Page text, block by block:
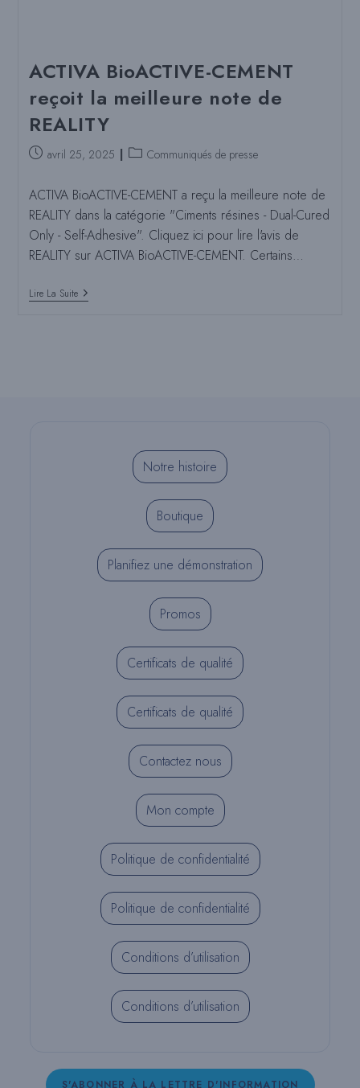
ACTIVA BioACTIVE-CEMENT
reçoit la meilleure note de
REALITY
Posteavril 25, 2025
Catégorie
poste
Communiqués de presse
ACTIVA BioACTIVE-CEMENT a reçu la meilleure note de
REALITY dans la catégorie "Ciments résines - Dual-Cured
Only - Self-Adhesive". Cliquez ici pour lire l'avis de
REALITY sur ACTIVA BioACTIVE-CEMENT. Certains…
Lire La SuiteACTIVA
BioACTIVE-
Notre histoire
Boutique
Planifiez une démonstration
Promos
Certificats de qualité
Certificats de qualité
Contactez nous
Mon compte
Politique de confidentialité
Politique de confidentialité
Conditions d’utilisation
Conditions d’utilisation
S'ABONNER À LA LETTRE D'INFORMATION